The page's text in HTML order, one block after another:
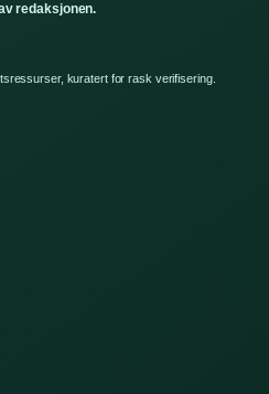
redaksjonen.
kuratert for rask verifisering.